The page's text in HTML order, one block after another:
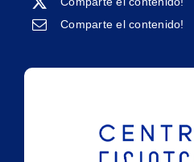
Comparte el contenido!